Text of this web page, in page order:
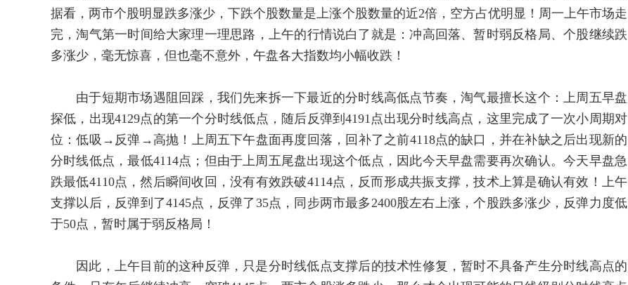
据看，两市个股明显跌多涨少，下跌个股数量是上涨个股数量的近2倍，空方占优明显！周一上午市场走
完，淘气第一时间给大家理一理思路，上午的行情说白了就是：冲高回落、暂时弱反格局、个股继续跌
多涨少，毫无惊喜，但也毫不意外，午盘各大指数均小幅收跌！
由于短期市场遇阻回踩，我们先来拆一下最近的分时线高低点节奏，淘气最擅长这个：上周五早盘
探低，出现4129点的第一个分时线低点，随后反弹到4191点出现分时线高点，这里完成了一次小周期对
位：低吸→反弹→高抛！上周五下午盘面再度回落，回补了之前4118点的缺口，并在补缺之后出现新的
分时线低点，最低4114点；但由于上周五尾盘出现这个低点，因此今天早盘需要再次确认。今天早盘急
跌最低4110点，然后瞬间收回，没有有效跌破4114点，反而形成共振支撑，技术上算是确认有效！上午
支撑以后，反弹到了4145点，反弹了35点，同步两市最多2400股左右上涨，个股跌多涨少，反弹力度低
于50点，暂时属于弱反格局！
因此，上午目前的这种反弹，只是分时线低点支撑后的技术性修复，暂时不具备产生分时线高点的